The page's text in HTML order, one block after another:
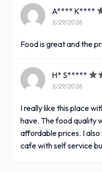
A**** K****
5/29/2026
Food is great and the
H* S*****
5/29/2026
I really like this place
have. The food quality
affordable prices. I
cafe with self service